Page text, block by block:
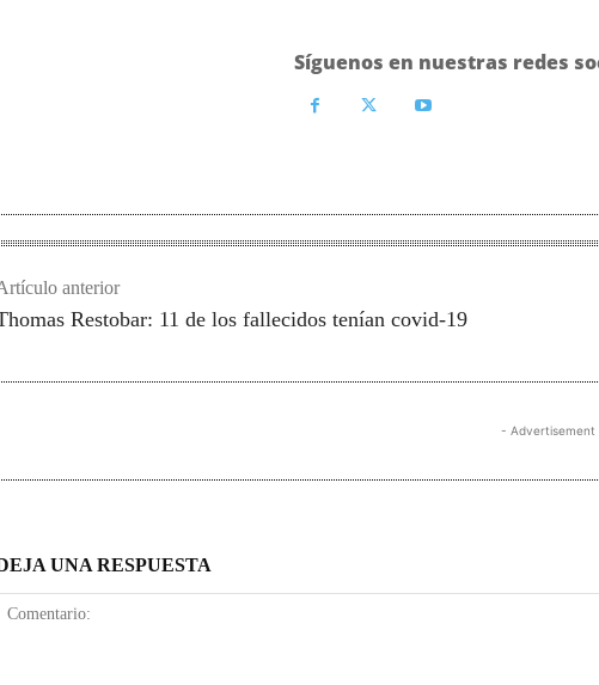
Síguenos en nuestras redes
anterior
Restobar: 11 de los fallecidos tenían covid-19
- Advertisement
UNA RESPUESTA